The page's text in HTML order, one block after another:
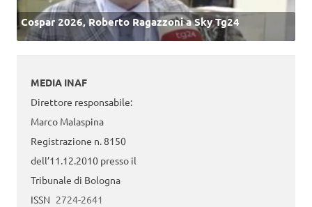
Cospar 2026, Roberto Ragazzoni a Sky Tg24
MEDIA INAF
Direttore responsabile:
Marco Malaspina
Registrazione n. 8150
dell’11.12.2010 presso il
Tribunale di Bologna
ISSN 2724-2641